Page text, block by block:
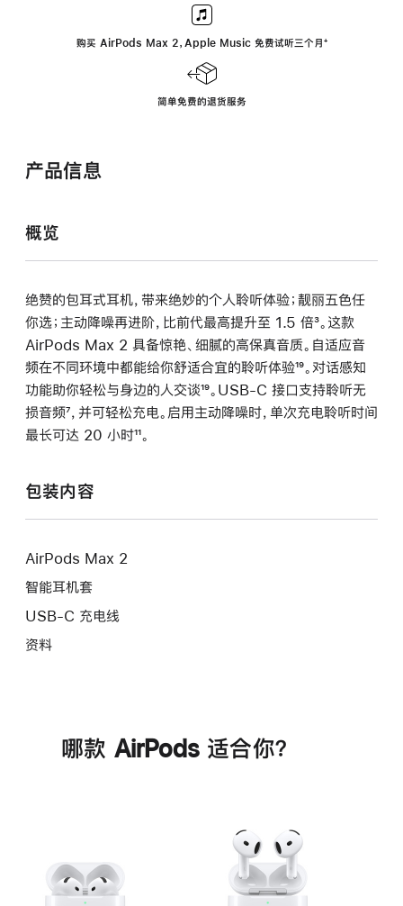
购买 AirPods Max 2，Apple Music 免费试听三个月 ‍脚
‍⁺
简单免费的退货服务
产品信息
概览
绝赞的包耳式耳机，带来绝妙的个人聆听体验；靓丽五色任
你选；主动降噪再进阶，比前代最高提升至 1.5 倍脚
注
³。这款
AirPods Max 2 具备惊艳、细腻的高保真音质。自适应音
频在不同环境中都能给你舒适合宜的聆听体验脚
注
¹⁹。对话感知
功能助你轻松与身边的人交谈脚
注
¹⁹。USB-C 接口支持聆听无
损音频脚
注
⁷，并可轻松充电。启用主动降噪时，单次充电聆听时间
最长可达 20 小时脚
¹¹。
包装内容
AirPods Max 2
智能耳机套
USB-C 充电线
资料
哪款 AirPods 适合你？